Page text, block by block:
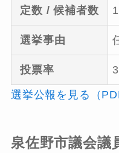
定数 / 候補者数
選挙事由
投票率
選挙公報を見る（
泉佐野市議会議